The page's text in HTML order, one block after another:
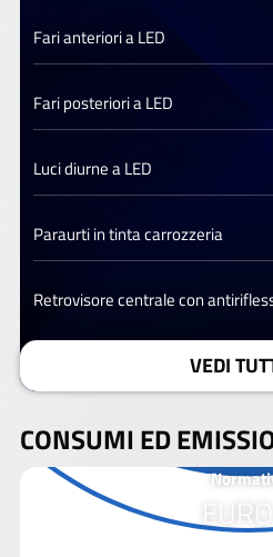
Fari anteriori a LED
Fari posteriori a LED
Luci diurne a LED
Paraurti in tinta carrozzeria
Retrovisore centrale con
VEDI
CONSUMI ED